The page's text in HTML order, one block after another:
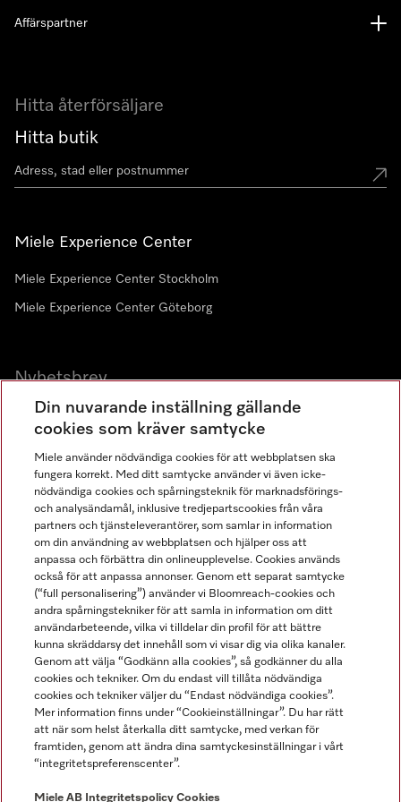
Hitta återförsäljare
Hitta butik
Miele Experience Center
Miele Experience Center Stockholm
Miele Experience Center Göteborg
Nyhetsbrev
Gå med i vår gemenskap
Affärspartner
Miele AB
Allmänna villkor
Användarvillkor
Miele tillgänglighetsförklaring
Lagen om digitala tjänster
Miele på LinkedIn
Miele på Facebook
Miele på Instagram
Miele på Youtube
Din nuvarande inställning gällande
cookies som kräver samtycke
Miele använder nödvändiga cookies för att webbplatsen ska
fungera korrekt. Med ditt samtycke använder vi även icke-
nödvändiga cookies och spårningsteknik för marknadsförings-
och analysändamål, inklusive tredjepartscookies från våra
partners och tjänsteleverantörer, som samlar in information
om din användning av webbplatsen och hjälper oss att
anpassa och förbättra din onlineupplevelse. Cookies används
också för att anpassa annonser. Genom ett separat samtycke
(“full personalisering”) använder vi Bloomreach-cookies och
andra spårningstekniker för att samla in information om ditt
användarbeteende, vilka vi tilldelar din profil för att bättre
kunna skräddarsy det innehåll som vi visar dig via olika kanaler.
Genom att välja “Godkänn alla cookies”, så godkänner du alla
cookies och tekniker. Om du endast vill tillåta nödvändiga
cookies och tekniker väljer du “Endast nödvändiga cookies”.
Mer information finns under “Cookieinställningar”. Du har rätt
att när som helst återkalla ditt samtycke, med verkan för
framtiden, genom att ändra dina samtyckesinställningar i vårt
“integritetspreferenscenter”.
Miele AB Integritetspolicy Cookies